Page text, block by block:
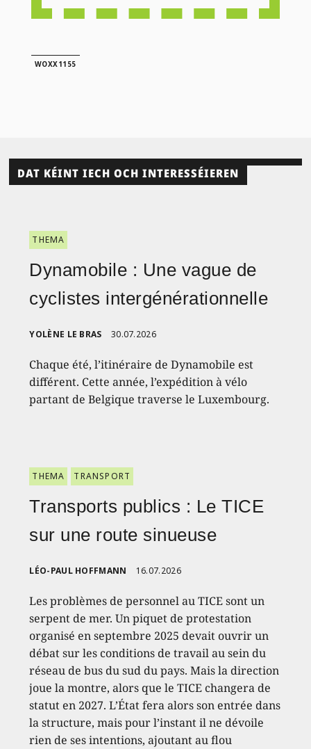
WOXX1155
DAT KÉINT IECH OCH INTERESSÉIEREN
THEMA
Dynamobile : Une vague de
cyclistes intergénérationnelle
YOLÈNE LE BRAS 30.07.2026
Chaque été, l’itinéraire de Dynamobile est
différent. Cette année, l’expédition à vélo
partant de Belgique traverse le Luxembourg.
THEMA TRANSPORT
Transports publics : Le TICE
sur une route sinueuse
LÉO-PAUL HOFFMANN 16.07.2026
Les problèmes de personnel au TICE sont un
serpent de mer. Un piquet de protestation
organisé en septembre 2025 devait ouvrir un
débat sur les conditions de travail au sein du
réseau de bus du sud du pays. Mais la direction
joue la montre, alors que le TICE changera de
statut en 2027. L’État fera alors son entrée dans
la structure, mais pour l’instant il ne dévoile
rien de ses intentions, ajoutant au flou